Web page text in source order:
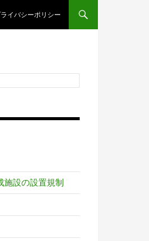
イバシーポリシー
施設の設置規制